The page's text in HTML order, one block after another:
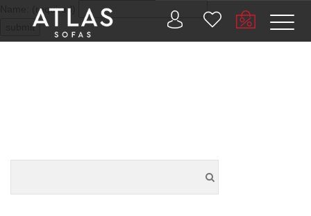
Name: (required)
submit